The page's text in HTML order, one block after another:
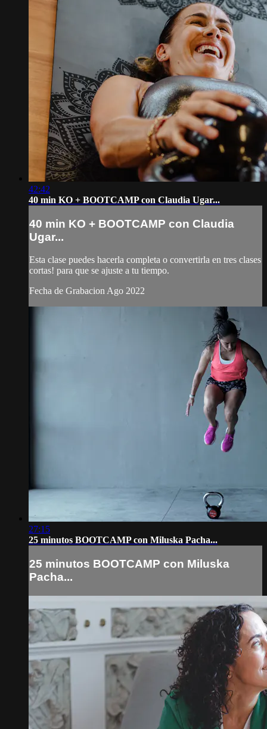
42:42
40 min KO + BOOTCAMP con Claudia Ugar...
40 min KO + BOOTCAMP con Claudia
Ugar...
Esta clase puedes hacerla completa o convertirla en tres clases
cortas! para que se ajuste a tu tiempo.
Fecha de Grabacion Ago 2022
27:15
25 minutos BOOTCAMP con Miluska Pacha...
25 minutos BOOTCAMP con Miluska
Pacha...